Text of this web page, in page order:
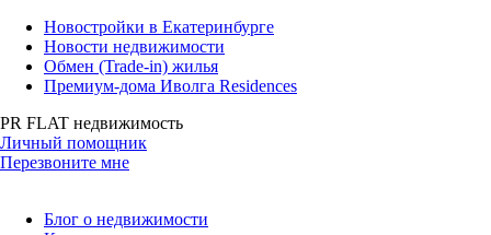
Новостройки в Екатеринбурге
Новости недвижимости
Обмен (Trade-in) жилья
Премиум-дома Иволга Residences
PR FLAT недвижимость
Личный помощник
Перезвоните мне
Блог о недвижимости